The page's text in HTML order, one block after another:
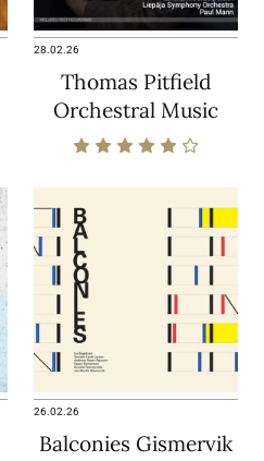
28.02.26
Thomas Pitfield
Orchestral Music
26.02.26
Balconies Gismervik